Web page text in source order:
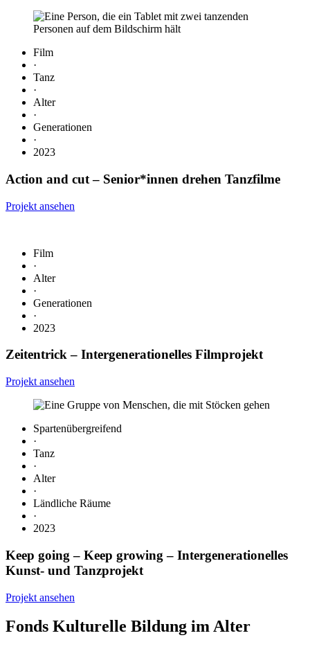
Film
·
Tanz
·
Alter
·
Generationen
·
2023
Action and cut– Senior*innen drehen Tanzfilme
Projekt ansehen
Film
·
Alter
·
Generationen
·
2023
Zeitentrick– Intergenerationelles Filmprojekt
Projekt ansehen
Spartenübergreifend
·
Tanz
·
Alter
·
Ländliche Räume
·
2023
Keep going – Keep growing– Intergenerationelles
Kunst- und Tanzprojekt
Projekt ansehen
Fonds Kulturelle Bildung im Alter